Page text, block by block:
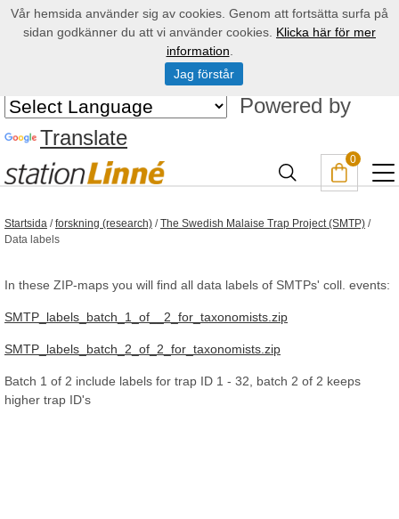
Powered by
Translate
0
Startsida /forskning (research) /The Swedish Malaise Trap Project (SMTP) /
Data labels
In these ZIP-maps you will find all data labels of SMTPs' coll. events:
SMTP_labels_batch_1_of__2_for_taxonomists.zip
SMTP_labels_batch_2_of_2_for_taxonomists.zip
Batch 1 of 2 include labels for trap ID 1 - 32, batch 2 of 2 keeps
higher trap ID's
Vår hemsida använder sig av cookies. Genom att fortsätta surfa på
sidan godkänner du att vi använder cookies. Klicka här för mer
information
Jag förstår